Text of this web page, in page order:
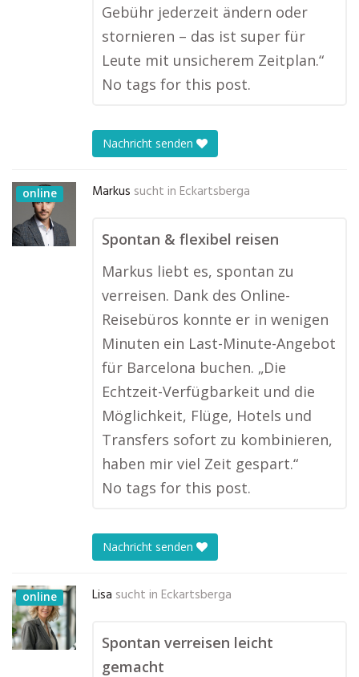
Gebühr jederzeit ändern oder
stornieren – das ist super für
Leute mit unsicherem Zeitplan.“
No tags for this post.
Nachricht senden
online Markus sucht in Eckartsberga
Spontan & flexibel reisen
Markus liebt es, spontan zu
verreisen. Dank des Online-
Reisebüros konnte er in wenigen
Minuten ein Last-Minute-Angebot
für Barcelona buchen. „Die
Echtzeit-Verfügbarkeit und die
Möglichkeit, Flüge, Hotels und
Transfers sofort zu kombinieren,
haben mir viel Zeit gespart.“
No tags for this post.
Nachricht senden
online Lisa sucht in Eckartsberga
Spontan verreisen leicht
gemacht